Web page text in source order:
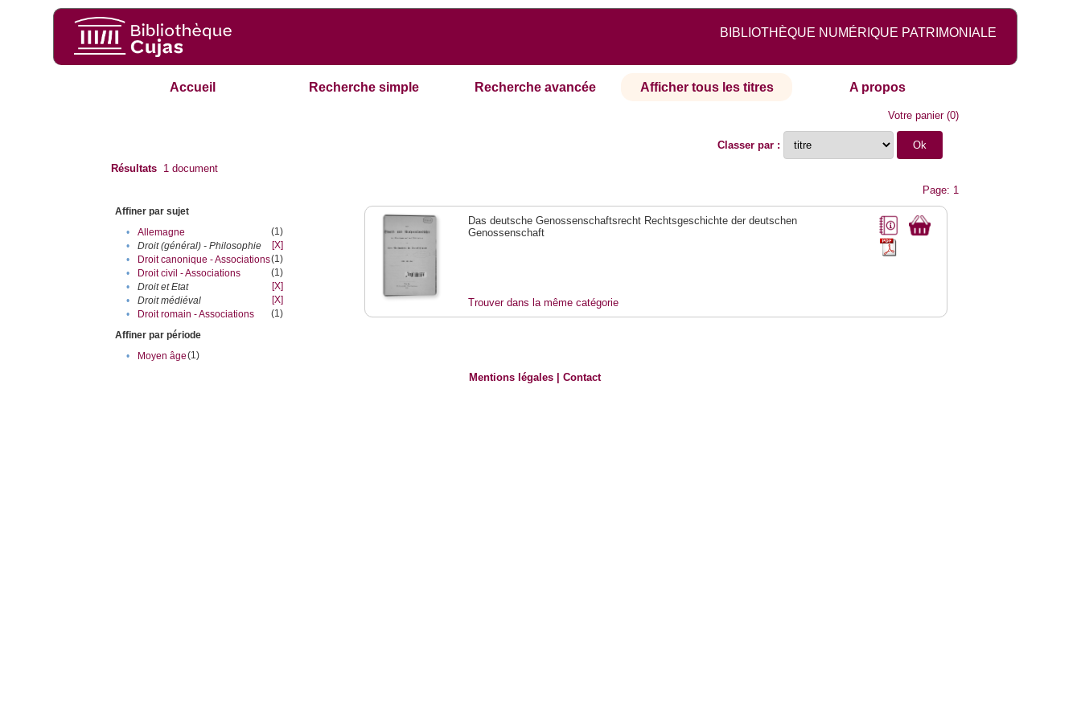
BIBLIOTHÈQUE NUMÉRIQUE PATRIMONIALE
Accueil Recherche simple Recherche avancée Afficher tous les titres A propos
Votre panier(0)
Classer par :
Résultats 1 document
Page: 1
Affiner par sujet
•
Allemagne
(1)
•
Droit (général) - Philosophie
[X]
•
Droit canonique - Associations(1)
•
Droit civil - Associations
(1)
•
Droit et Etat
[X]
•
Droit médiéval
[X]
•
Droit romain - Associations
(1)
Affiner par période
•
Moyen âge(1)
Das deutsche Genossenschaftsrecht Rechtsgeschichte der deutschen
Genossenschaft
Trouver dans la même catégorie
Mentions légales |Contact